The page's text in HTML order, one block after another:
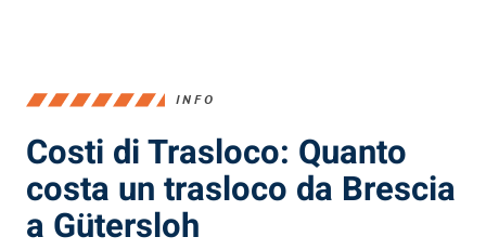
INFO
Costi di Trasloco: Quanto
costa un trasloco da Brescia
a Gütersloh